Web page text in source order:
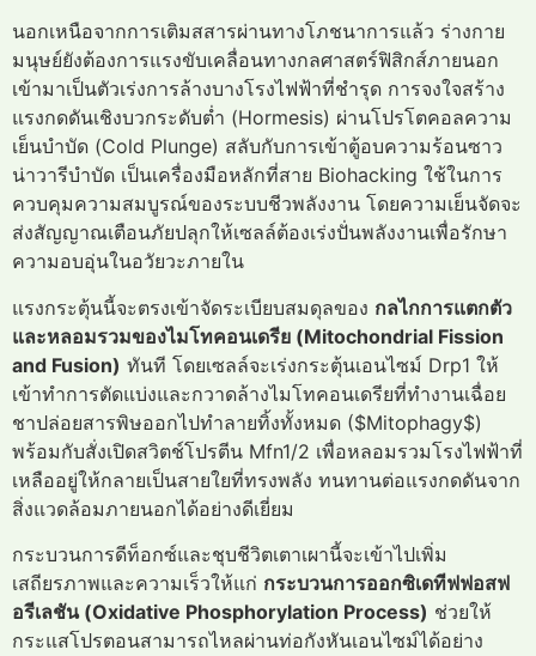
นอกเหนือจากการเติมสสารผ่านทางโภชนาการแล้ว ร่างกาย
มนุษย์ยังต้องการแรงขับเคลื่อนทางกลศาสตร์ฟิสิกส์ภายนอก
เข้ามาเป็นตัวเร่งการล้างบางโรงไฟฟ้าที่ชำรุด การจงใจสร้าง
แรงกดดันเชิงบวกระดับต่ำ (Hormesis) ผ่านโปรโตคอลความ
เย็นบำบัด (Cold Plunge) สลับกับการเข้าตู้อบความร้อนซาว
น่าวารีบำบัด เป็นเครื่องมือหลักที่สาย Biohacking ใช้ในการ
ควบคุมความสมบูรณ์ของระบบชีวพลังงาน โดยความเย็นจัดจะ
ส่งสัญญาณเตือนภัยปลุกให้เซลล์ต้องเร่งปั่นพลังงานเพื่อรักษา
ความอบอุ่นในอวัยวะภายใน
แรงกระตุ้นนี้จะตรงเข้าจัดระเบียบสมดุลของ กลไกการแตกตัว
และหลอมรวมของไมโทคอนเดรีย (Mitochondrial Fission
and Fusion) ทันที โดยเซลล์จะเร่งกระตุ้นเอนไซม์ Drp1 ให้
เข้าทำการตัดแบ่งและกวาดล้างไมโทคอนเดรียที่ทำงานเฉื่อย
ชาปล่อยสารพิษออกไปทำลายทิ้งทั้งหมด ($Mitophagy$)
พร้อมกับสั่งเปิดสวิตช์โปรตีน Mfn1/2 เพื่อหลอมรวมโรงไฟฟ้าที่
เหลืออยู่ให้กลายเป็นสายใยที่ทรงพลัง ทนทานต่อแรงกดดันจาก
สิ่งแวดล้อมภายนอกได้อย่างดีเยี่ยม
กระบวนการดีท็อกซ์และชุบชีวิตเตาเผานี้จะเข้าไปเพิ่ม
เสถียรภาพและความเร็วให้แก่ กระบวนการออกซิเดทีฟฟอสฟ
อรีเลชัน (Oxidative Phosphorylation Process) ช่วยให้
กระแสโปรตอนสามารถไหลผ่านท่อกังหันเอนไซม์ได้อย่าง